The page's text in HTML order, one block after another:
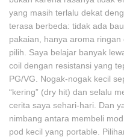
yang masih terlalu dekat
terasa berbeda: tidak ada
pakaian, hanya aroma
pilih. Saya belajar banyak
coil dengan resistansi yang
PG/VG. Nogak-nogak kecil
“kering” (dry hit) dan selalu
cerita saya sehari-hari. Dan
nimbang antara membeli
pod kecil yang portable.